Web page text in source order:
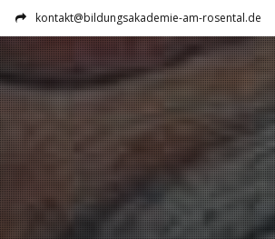
kontakt@bildungsakademie-am-rosental.de